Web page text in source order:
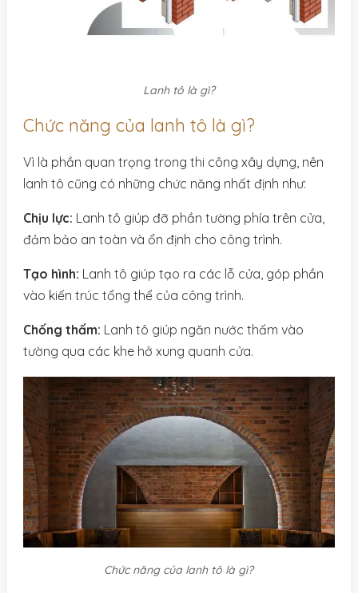
Lanh tô là gì?
Chức năng của lanh tô là gì?
Vì là phần quan trọng trong thi công xây dựng, nên
lanh tô cũng có những chức năng nhất định như:
Chịu lực: Lanh tô giúp đỡ phần tường phía trên cửa,
đảm bảo an toàn và ổn định cho công trình.
Tạo hình: Lanh tô giúp tạo ra các lỗ cửa, góp phần
vào kiến trúc tổng thể của công trình.
Chống thấm: Lanh tô giúp ngăn nước thấm vào
tường qua các khe hở xung quanh cửa.
Chức năng của lanh tô là gì?